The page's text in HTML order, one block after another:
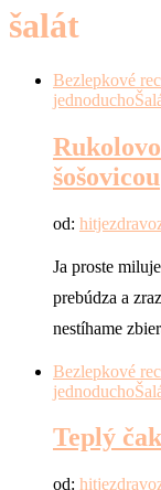
šalát
Bezlepkové
jednoducho
šošovicou
od:
Ja proste
prebúdza a
nestíhame
Bezlepkové
jednoducho
Teplý
od: